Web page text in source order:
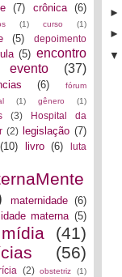
(7) crônica (6)
(1) curso (1)
(5)
depoimento
(5) encontro
evento (37)
(6)
fórum
(1) gênero (1)
(3)
Hospital da
(2) legislação (7)
(10) livro (6)
luta
maternidade (6)
materna (5)
(41)
(56)
(2) obstetriz
(1)
►
►
▼